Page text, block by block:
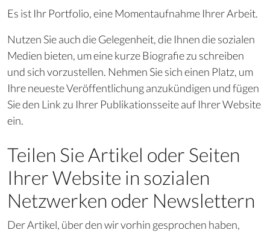
Es ist Ihr Portfolio, eine Momentaufnahme Ihrer Arbeit.
Nutzen Sie auch die Gelegenheit, die Ihnen die sozialen
Medien bieten, um eine kurze Biografie zu schreiben
und sich vorzustellen. Nehmen Sie sich einen Platz, um
Ihre neueste Veröffentlichung anzukündigen und fügen
Sie den Link zu Ihrer Publikationsseite auf Ihrer Website
ein.
Teilen Sie Artikel oder Seiten
Ihrer Website in sozialen
Netzwerken oder Newslettern
Der Artikel, über den wir vorhin gesprochen haben,